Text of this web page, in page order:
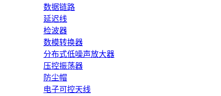
数据链路
延迟线
检波器
数模转换器
分布式低噪声放大器
压控振荡器
防尘帽
电子可控天线